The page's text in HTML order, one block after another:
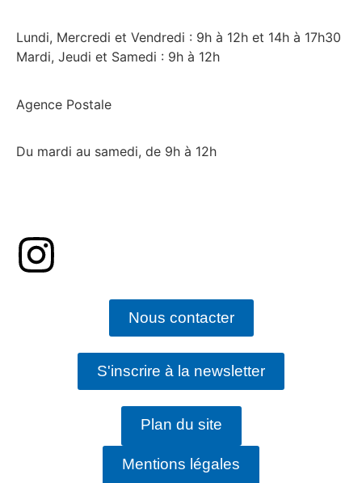
Lundi, Mercredi et Vendredi : 9h à 12h et 14h à 17h30
Mardi, Jeudi et Samedi : 9h à 12h
Agence Postale
Du mardi au samedi, de 9h à 12h
Nous contacter
S'inscrire à la newsletter
Plan du site
Mentions légales